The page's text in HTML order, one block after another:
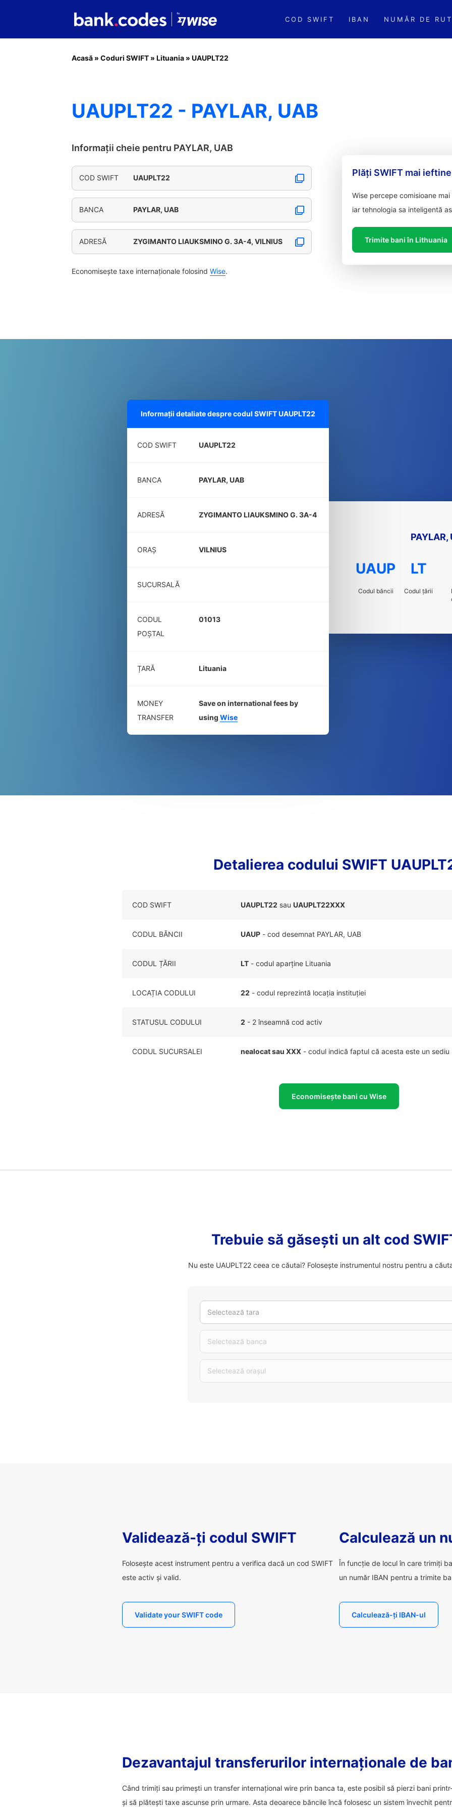
COD SWIFT IBAN NUMĂR DE
Acasă » Coduri SWIFT » Lituania » UAUPLT22
UAUPLT22 - PAYLAR, UAB
Informații cheie pentru PAYLAR, UAB
COD SWIFT UAUPLT22
BANCA PAYLAR, UAB
ADRESĂ ZYGIMANTO LIAUKSMINO G. 3A-4, VILNIUS
Economisește taxe internaționale folosind Wise.
Plăți SWIFT mai
Wise percepe comisioane
iar tehnologia sa inteligentă
Trimite bani în Lithuania
Informații detaliate despre codul SWIFTUAUPLT22
COD SWIFT UAUPLT22
BANCA PAYLAR, UAB
ADRESĂ ZYGIMANTO LIAUKSMINO G. 3A-4
ORAȘ VILNIUS
SUCURSALĂ
CODUL
POŞTAL
01013
ȚARĂ Lituania
MONEY
TRANSFER
Save on international fees by
using Wise
PAYLAR,
UAUP
Codul băncii
LT
Codul țării
Detalierea codului SWIFT
COD SWIFT UAUPLT22 sau UAUPLT22XXX
CODUL BĂNCII UAUP - cod desemnat PAYLAR, UAB
CODUL ȚĂRII LT - codul aparține Lituania
LOCAȚIA CODULUI 22 - codul reprezintă locația instituției
STATUSUL CODULUI 2 - 2 înseamnă cod activ
CODUL SUCURSALEI nealocat sau XXX - codul indică faptul că acesta este un sediu
Economisește bani cu Wise
Trebuie să găsești un alt cod
Nu este UAUPLT22 ceea ce căutai? Folosește instrumentul nostru pentru a
Selectează tara
Selectează banca
Selectează orașul
Validează-ți codul SWIFT
Folosește acest instrument pentru a verifica dacă un cod SWIFT
este activ și valid.
Validate your SWIFT code
Calculează un
În funcție de locul în care trimiți
un număr IBAN pentru a trimite
Calculează-ți IBAN-ul
Dezavantajul transferurilor internaționale de
Când trimiți sau primești un transfer internațional wire prin banca ta, este posibil să pierzi bani
și să plătești taxe ascunse prin urmare. Asta deoarece băncile încă folosesc un sistem învechit